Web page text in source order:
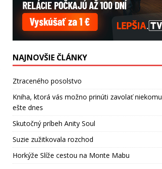
NAJNOVŠIE ČLÁNKY
Ztraceného posolstvo
Kniha, ktorá vás možno prinúti zavolať niekomu
ešte dnes
Skutočný príbeh Anity Soul
Suzie zužitkovala rozchod
Horkýže Slíže cestou na Monte Mabu